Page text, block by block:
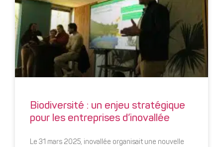
Biodiversité : un enjeu stratégique
pour les entreprises d’inovallée
Le 31 mars 2025, inovallée organisait une nouvelle